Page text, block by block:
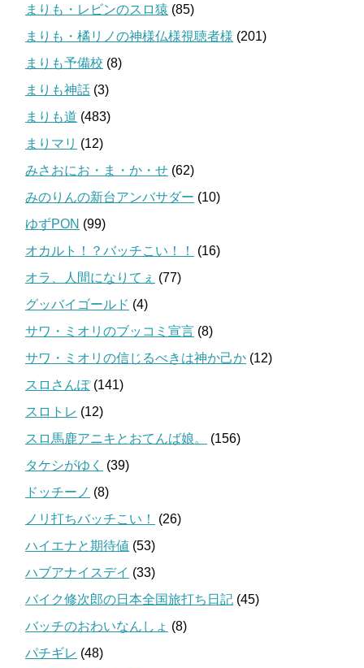
まりも・レビンのスロ猿 (85)
まりも・橘リノの神様仏様視聴者様 (201)
まりも予備校 (8)
まりも神話 (3)
まりも道 (483)
まりマリ (12)
みさおにお・ま・か・せ (62)
みのりんの新台アンバサダー (10)
ゆずPON (99)
オカルト！？バッチこい！！
(16)
オラ、人間になりてぇ (77)
グッバイゴールド (4)
サワ・ミオリのブッコミ宣言 (8)
サワ・ミオリの信じるべきは神か己か (12)
スロさんぽ(141)
スロトレ (12)
スロ馬鹿アニキとおてんば娘。
(156)
タケシがゆく
(39)
ドッチーノ (8)
ノリ打ちバッチこい！
(26)
ハイエナと期待値 (53)
ハブアナイスデイ (33)
バイク修次郎の日本全国旅打ち日記 (45)
バッチのおわいなんしょ (8)
パチギレ (48)